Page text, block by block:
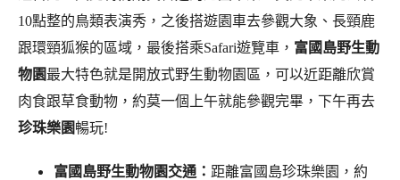
10點整的鳥類表演秀，之後搭遊園車去參觀大象、長頸鹿
跟環頸狐猴的區域，最後搭乘Safari遊覽車， 富國島野生動
物園最大特色就是開放式野生動物園區，可以近距離欣賞
肉食跟草食動物，約莫一個上午就能參觀完畢，下午再去
珍珠樂園暢玩!
富國島野生動物園交通： 距離富國島珍珠樂園，約